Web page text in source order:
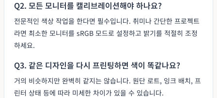
Q2. 모든 모니터를 캘리브레이션해야 하나요?
전문적인 색상 작업을 한다면 필수입니다. 취미나 간단한 프로젝트
라면 최소한 모니터를 sRGB 모드로 설정하고 밝기를 적절히 조정
하세요.
Q3. 같은 디자인을 다시 프린팅하면 색이 똑같나요?
거의 비슷하지만 완벽히 같지는 않습니다. 원단 로트, 잉크 배치, 프
린터 상태 등에 따라 미세한 차이가 있을 수 있습니다.